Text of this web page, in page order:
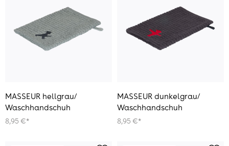
MASSEUR hellgrau/
Waschhandschuh
8,95 €*
MASSEUR dunkelgrau/
Waschhandschuh
8,95 €*